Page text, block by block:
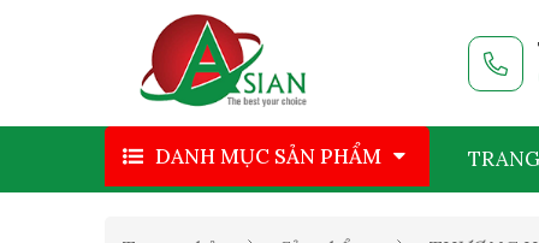
DANH MỤC SẢN PHẨM